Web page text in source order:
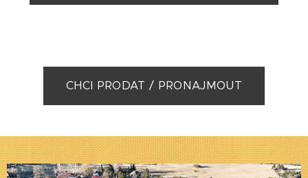
CHCI PRODAT / PRONAJMOUT